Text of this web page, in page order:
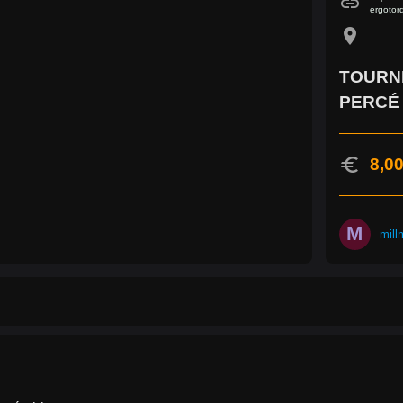
location_on
euro
M